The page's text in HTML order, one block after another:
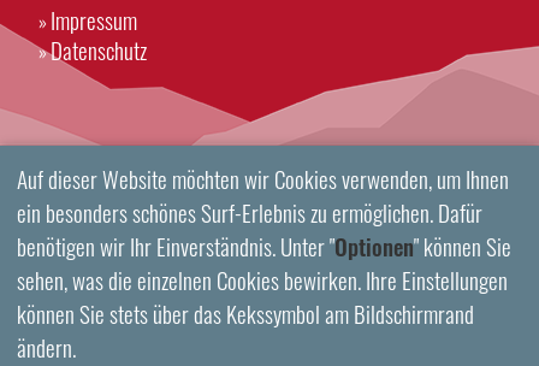
» Impressum
»Datenschutz
Auf dieser Website möchten wir Cookies verwenden, um Ihnen
ein besonders schönes Surf-Erlebnis zu ermöglichen. Dafür
benötigen wir Ihr Einverständnis. Unter "Optionen" können Sie
sehen, was die einzelnen Cookies bewirken. Ihre Einstellungen
können Sie stets über das Kekssymbol am Bildschirmrand
ändern.